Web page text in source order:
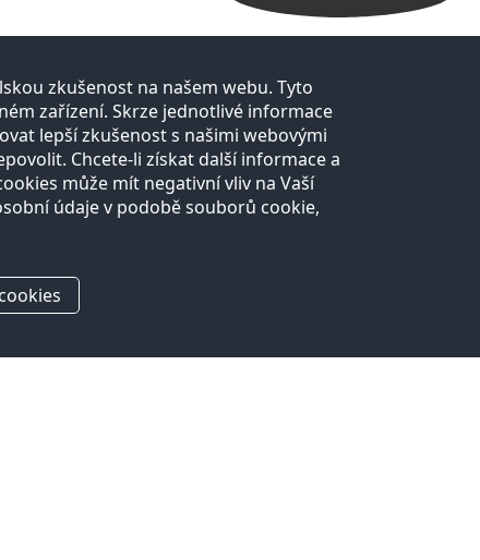
zkušenost na našem webu. Tyto
zařízení. Skrze jednotlivé informace
lepší zkušenost s našimi webovými
Chcete-li získat další informace a
může mít negativní vliv na Vaší
údaje v podobě souborů cookie,